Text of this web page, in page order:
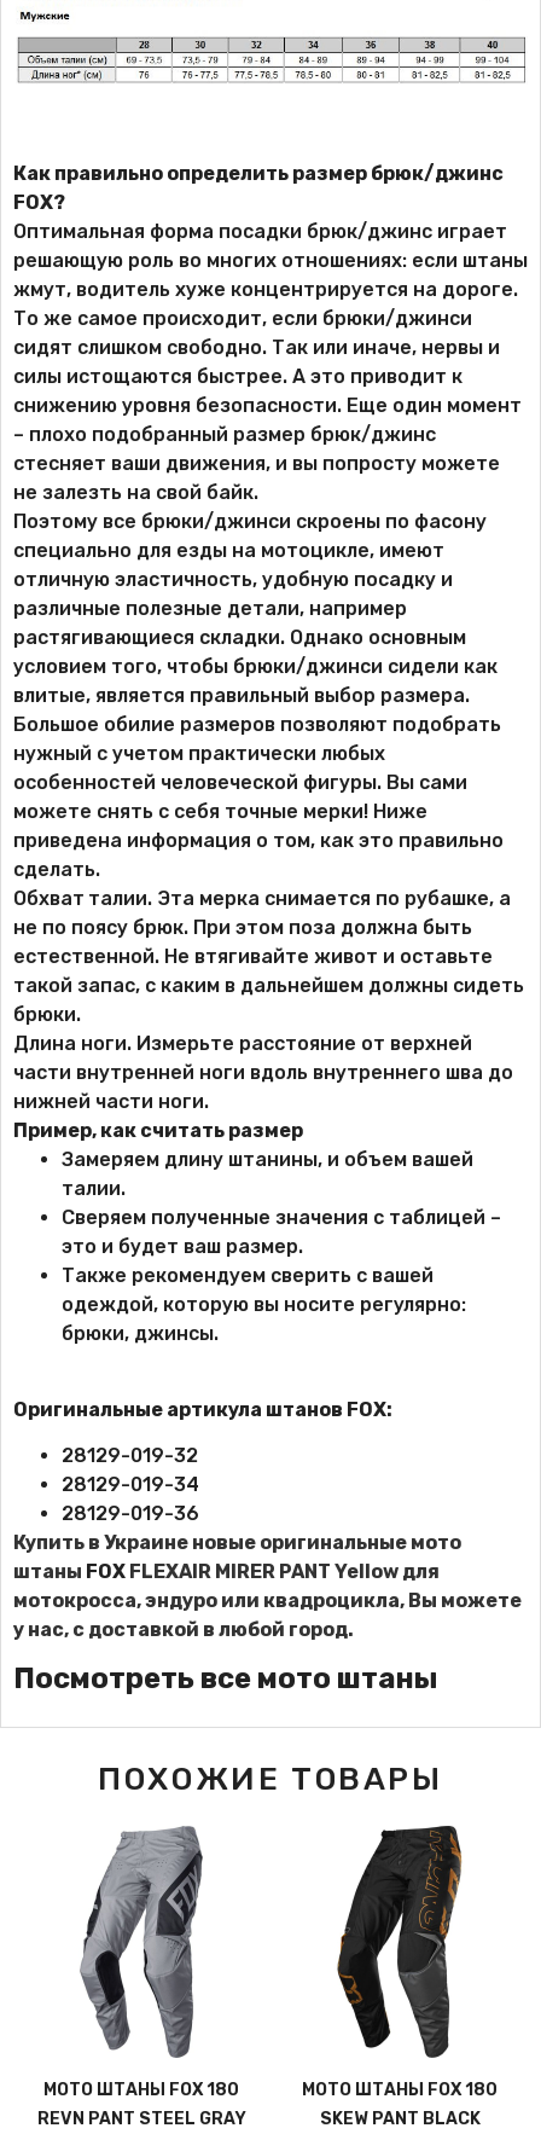
Как правильно определить размер брюк/джинс
FOX?
Оптимальная форма посадки брюк/джинс играет
решающую роль во многих отношениях: если штаны
жмут, водитель хуже концентрируется на дороге.
То же самое происходит, если брюки/джинси
сидят слишком свободно. Так или иначе, нервы и
силы истощаются быстрее. А это приводит к
снижению уровня безопасности. Еще один момент
– плохо подобранный размер брюк/джинс
стесняет ваши движения, и вы попросту можете
не залезть на свой байк.
Поэтому все брюки/джинси скроены по фасону
специально для езды на мотоцикле, имеют
отличную эластичность, удобную посадку и
различные полезные детали, например
растягивающиеся складки. Однако основным
условием того, чтобы брюки/джинси сидели как
влитые, является правильный выбор размера.
Большое обилие размеров позволяют подобрать
нужный с учетом практически любых
особенностей человеческой фигуры. Вы сами
можете снять с себя точные мерки! Ниже
приведена информация о том, как это правильно
сделать.
Обхват талии. Эта мерка снимается по рубашке, а
не по поясу брюк. При этом поза должна быть
естественной. Не втягивайте живот и оставьте
такой запас, с каким в дальнейшем должны сидеть
брюки.
Длина ноги. Измерьте расстояние от верхней
части внутренней ноги вдоль внутреннего шва до
нижней части ноги.
Пример, как считать размер
Замеряем длину штанины, и объем вашей
талии.
Сверяем полученные значения с таблицей –
это и будет ваш размер.
Также рекомендуем сверить с вашей
одеждой, которую вы носите регулярно:
брюки, джинсы.
Оригинальные артикула штанов FOX:
28129-019-32
28129-019-34
28129-019-36
Купить в Украине новые оригинальные мото
штаны FOX FLEXAIR MIRER PANT Yellow для
мотокросса, эндуро или квадроцикла, Вы можете
у нас, с доставкой в любой город.
Посмотреть все мото штаны
ПОХОЖИЕ ТОВАРЫ
МОТО ШТАНЫ FOX 180
REVN PANT STEEL GRAY
МОТО ШТАНЫ FOX 180
SKEW PANT BLACK